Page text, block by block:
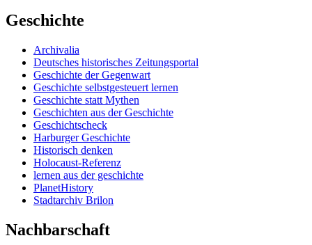
Geschichte
Archivalia
Deutsches historisches Zeitungsportal
Geschichte der Gegenwart
Geschichte selbstgesteuert lernen
Geschichte statt Mythen
Geschichten aus der Geschichte
Geschichtscheck
Harburger Geschichte
Historisch denken
Holocaust-Referenz
lernen aus der geschichte
PlanetHistory
Stadtarchiv Brilon
Nachbarschaft